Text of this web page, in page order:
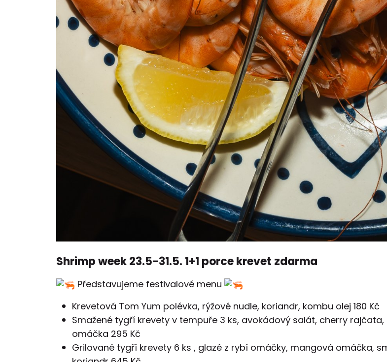
Shrimp week 23.5-31.5. 1+1 porce krevet zdarma
Představujeme festivalové menu
Krevetová Tom Yum polévka, rýžové nudle, koriandr, kombu olej 180 Kč
Smažené tygří krevety v tempuře 3 ks, avokádový salát, cherry
omáčka 295 Kč
Grilované tygří krevety 6 ks , glazé z rybí omáčky, mangová omáčka,